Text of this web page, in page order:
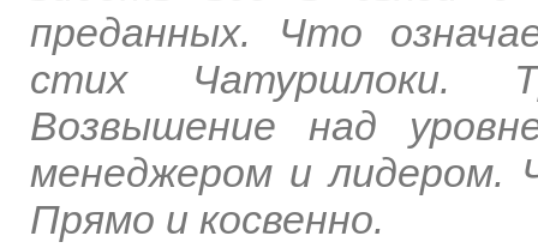
преданных. Что
стих Чатуршлоки.
Возвышение над
менеджером и
Прямо и косвенно.